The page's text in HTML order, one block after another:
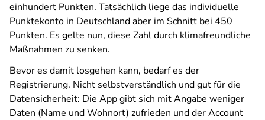
einhundert Punkten. Tatsächlich liege das individuelle
Punktekonto in Deutschland aber im Schnitt bei 450
Punkten. Es gelte nun, diese Zahl durch klimafreundliche
Maßnahmen zu senken.
Bevor es damit losgehen kann, bedarf es der
Registrierung. Nicht selbstverständlich und gut für die
Datensicherheit: Die App gibt sich mit Angabe weniger
Daten (Name und Wohnort) zufrieden und der Account